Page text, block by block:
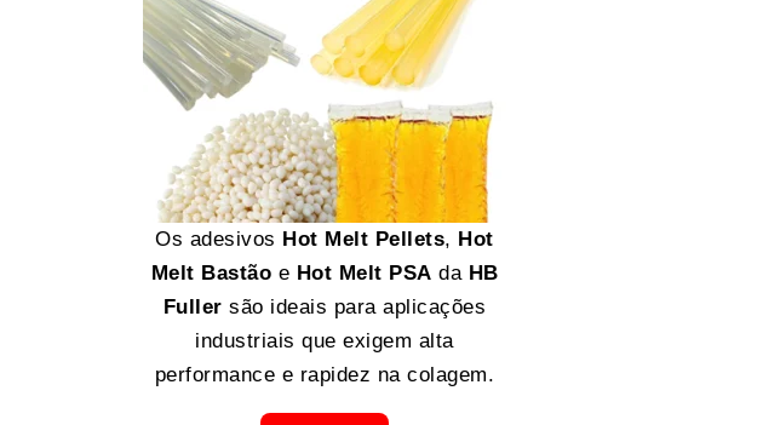
Os adesivos Hot Melt Pellets, Hot
Melt Bastão e Hot Melt PSA da HB
Fuller são ideais para aplicações
industriais que exigem alta
performance e rapidez na colagem.